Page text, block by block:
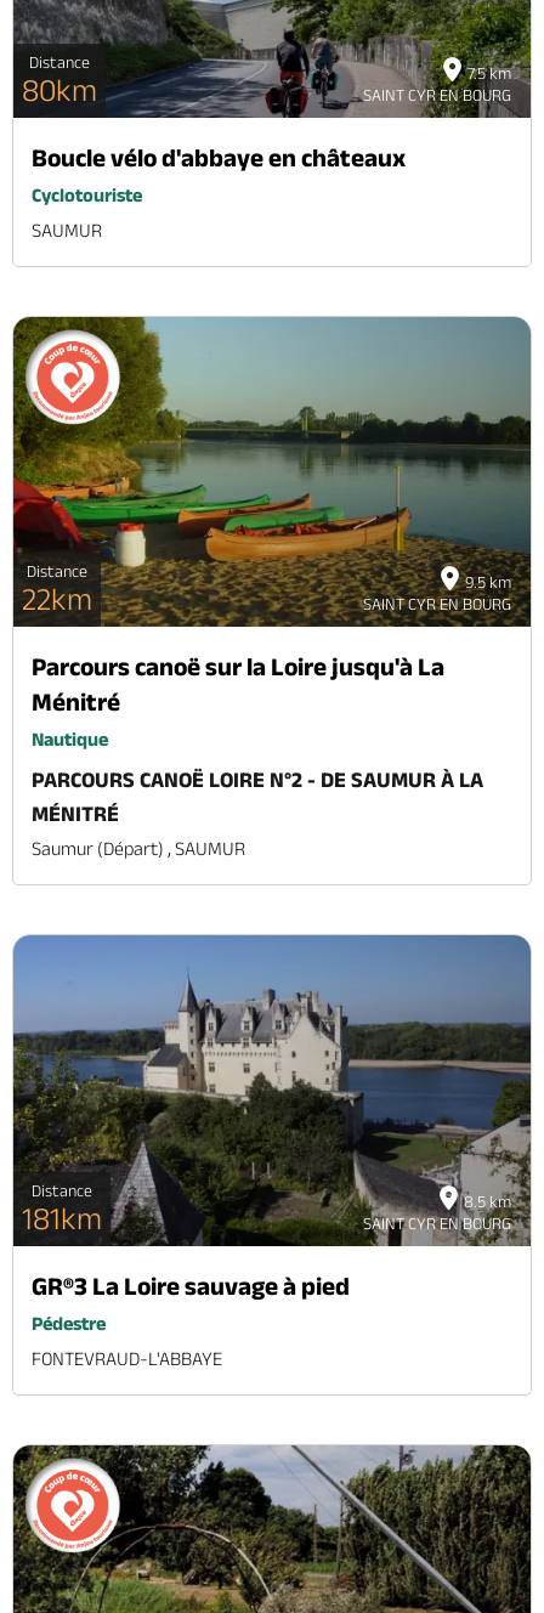
7.5 km
SAINT CYR EN BOURG
Distance
80km
Boucle vélo d'abbaye en châteaux
Cyclotouriste
SAUMUR
9.5 km
SAINT CYR EN BOURG
Distance
22km
Parcours canoë sur la Loire jusqu'à La
Ménitré
Nautique
PARCOURS CANOË LOIRE N°2 - DE SAUMUR À LA
MÉNITRÉ
Saumur (départ) , SAUMUR
8.5 km
SAINT CYR EN BOURG
Distance
181km
GR®3 La Loire sauvage à pied
Pédestre
FONTEVRAUD-L'ABBAYE